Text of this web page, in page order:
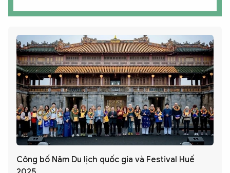
Công bố Năm Du lịch quốc gia và Festival Huế